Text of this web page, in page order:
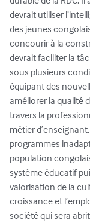
devrait utiliser
des jeunes
concourir à la
devrait faciliter la
sous plusieurs
équipant des
améliorer la qualité
travers la
métier
programmes
population
système éducatif
valorisation de la
croissance et
société qui sera